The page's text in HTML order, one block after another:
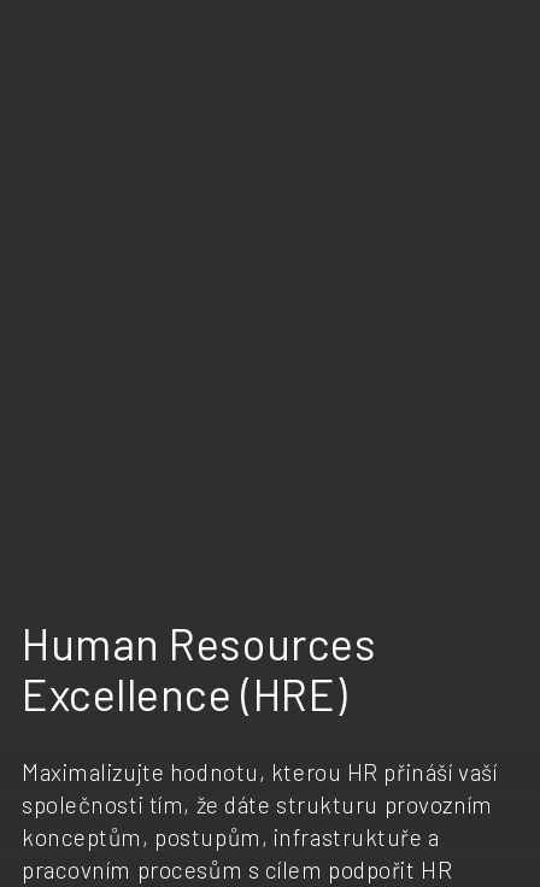
Human Resources
Excellence (HRE)
Maximalizujte hodnotu, kterou HR přináší vaší
společnosti tím, že dáte strukturu provozním
konceptům, postupům, infrastruktuře a
pracovním procesům s cílem podpořit HR